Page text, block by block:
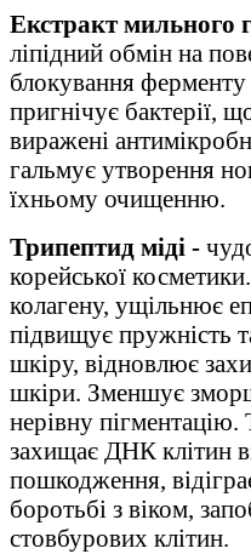
Екстракт мильного
ліпідний обмін на
блокування ферменту
пригнічує бактерії,
виражені
гальмує утворення
їхньому очищенню.
Трипептид міді -
корейської
колагену, ущільнює
підвищує пружність
шкіру, відновлює
шкіри. Зменшує
нерівну пігментацію.
захищає ДНК клітин
пошкодження,
боротьбі з віком,
стовбурових клітин.